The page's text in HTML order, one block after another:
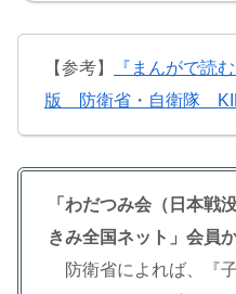
【参考】
『まんがで読
版 防衛省・自衛隊
「わだつみ会（日本戦
きみ全国ネット」会員か
防衛省によれば、『